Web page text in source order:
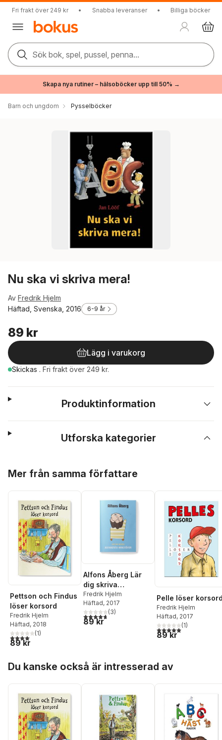
Fri frakt över 249 kr • Snabba leveranser • Billiga böcker
Sök bok, spel, pussel, penna...
Skapa nya rutiner – hälsoböcker upp till 50% →
Barn och ungdom Pysselböcker
Nu ska vi skriva mera!
Av Fredrik Hjelm
Häftad, Svenska, 2016
6-9 år
89 kr
Lägg i varukorg
Skickas . Fri frakt över 249 kr.
Produktinformation
Utforska kategorier
Mer från samma författare
Pettson och Findus
löser korsord
Fredrik Hjelm
Häftad, 2018
4,0utav 5 stjärnor. Totalt antal röster:
(1)
89 kr
Alfons Åberg Lär
dig skriva
alfabetets
bokstäver
Fredrik Hjelm
Häftad, 2017
4,7utav 5 stjärnor. Totalt antal röster:
(3)
89 kr
Pelle löser
Fredrik Hjelm
Häftad, 2017
5,0utav 5 stjärnor.
(1)
89 kr
Du kanske också är intresserad av